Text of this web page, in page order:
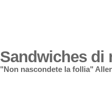
Sandwiches di
"Non nascondete la follia"